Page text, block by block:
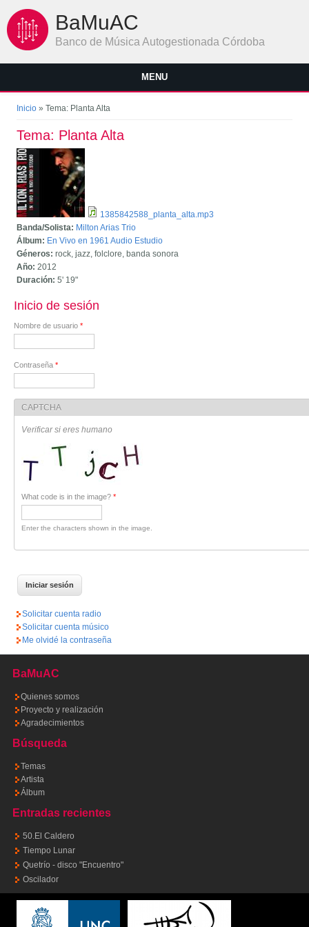
BaMuAC
Banco de Música Autogestionada Córdoba
MENU
Se encuentra usted aquí
Inicio » Tema: Planta Alta
Tema: Planta Alta
1385842588_planta_alta.mp3
Banda/Solista: Milton Arias Trio
Álbum: En Vivo en 1961 Audio Estudio
Géneros:rock, jazz, folclore, banda sonora
Año:2012
Duración:5' 19"
Inicio de sesión
Nombre de usuario *
Contraseña *
CAPTCHA
Verificar si eres humano
What code is in the image? *
Enter the characters shown in the image.
Solicitar cuenta radio
Solicitar cuenta músico
Me olvidé la contraseña
BaMuAC
Quienes somos
Proyecto y realización
Agradecimientos
Búsqueda
Temas
Artista
Álbum
Entradas recientes
50.El Caldero
Tiempo Lunar
Quetrío - disco "Encuentro"
Oscilador